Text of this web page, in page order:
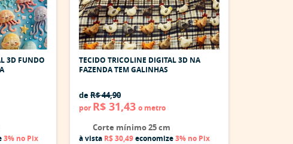
3D FUNDO
3% no Pix
TECIDO TRICOLINE DIGITAL 3D NA
FAZENDA TEM GALINHAS
deR$ 44,90
por R$ 31,43 o metro
Corte mínimo 25 cm
à vista R$ 30,49economize3% no Pix